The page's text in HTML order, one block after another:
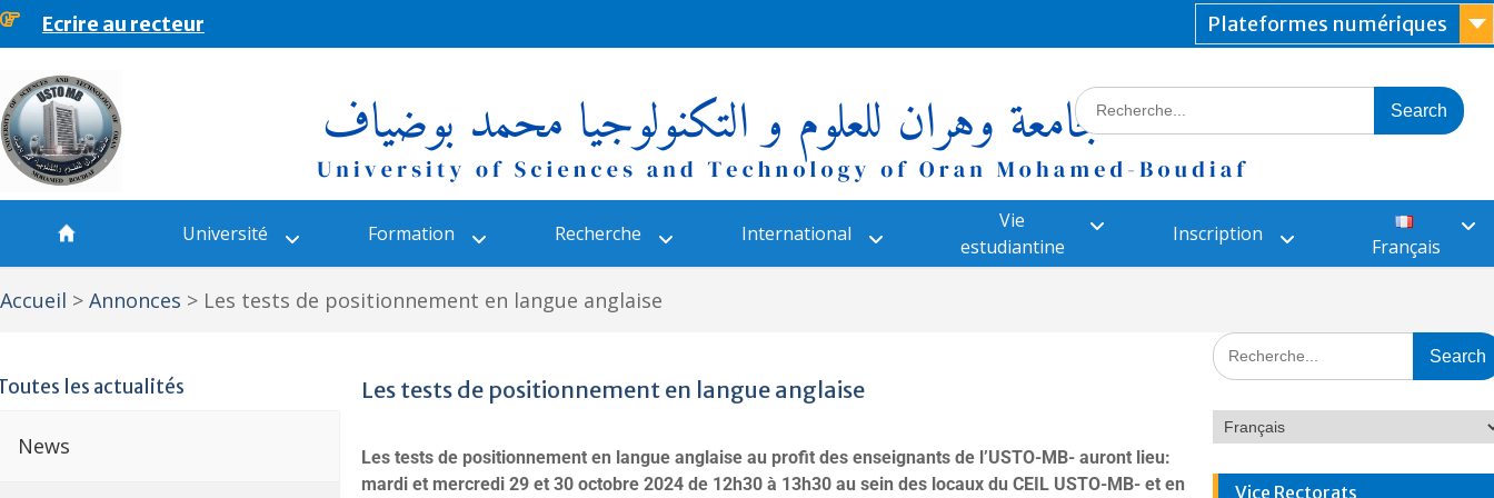
principalEcrire au recteur Plateformes numériques
Université Formation Recherche International
Vie
estudiantine
Inscription
Français
Accueil > Annonces > Les tests de positionnement en langue anglaise
les actualités
News
Les tests de positionnement en langue anglaise
Les tests de positionnement en langue anglaise au profit des enseignants de l’USTO-MB- auront lieu:
mardi et mercredi 29 et 30 octobre 2024 de 12h30 à 13h30 au sein des locaux du CEIL USTO-MB- et en
Vice Rectorats